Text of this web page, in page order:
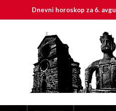
Dnevni horoskop za 6. avgust 2026.